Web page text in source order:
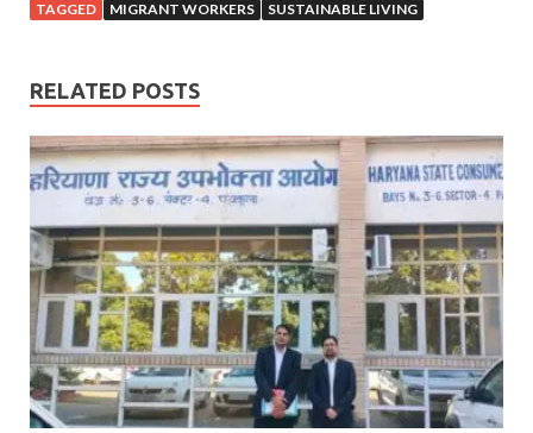
TAGGED MIGRANT WORKERS SUSTAINABLE LIVING
RELATED POSTS